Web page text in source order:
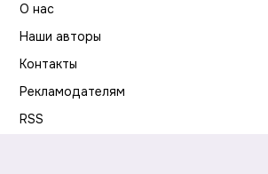
О нас
Наши авторы
Контакты
Рекламодателям
RSS